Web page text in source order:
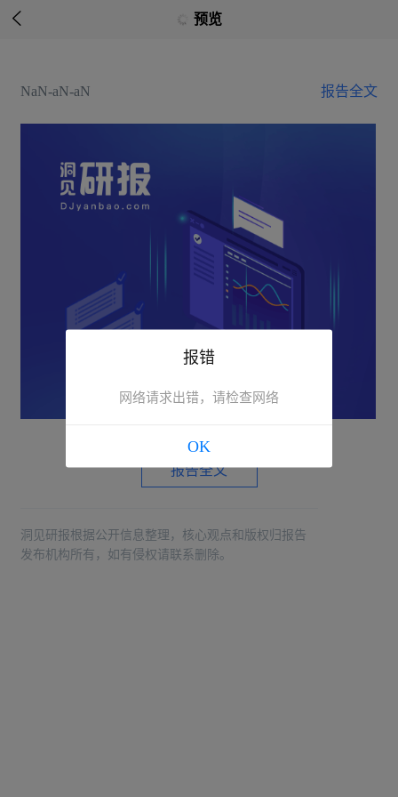
 预览
NaN-aN-aN 报告全文
报告全文
洞见研报根据公开信息整理，核心观点和版权归报告
发布机构所有，如有侵权请联系删除。
报错
网络请求出错，请检查网络
OK